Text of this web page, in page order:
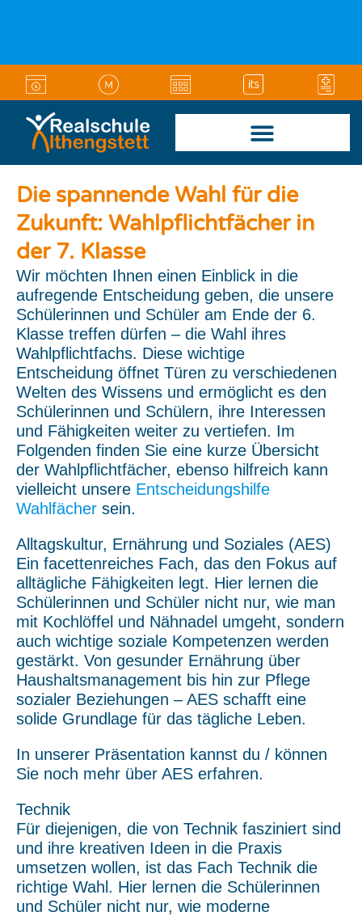
Die spannende Wahl für die
Zukunft: Wahlpflichtfächer in
der 7. Klasse
Wir möchten Ihnen einen Einblick in die
aufregende Entscheidung geben, die unsere
Schülerinnen und Schüler am Ende der 6.
Klasse treffen dürfen – die Wahl ihres
Wahlpflichtfachs. Diese wichtige
Entscheidung öffnet Türen zu verschiedenen
Welten des Wissens und ermöglicht es den
Schülerinnen und Schülern, ihre Interessen
und Fähigkeiten weiter zu vertiefen. Im
Folgenden finden Sie eine kurze Übersicht
der Wahlpflichtfächer, ebenso hilfreich kann
vielleicht unsere Entscheidungshilfe
Wahlfächer sein.
Alltagskultur, Ernährung und Soziales (AES)
Ein facettenreiches Fach, das den Fokus auf
alltägliche Fähigkeiten legt. Hier lernen die
Schülerinnen und Schüler nicht nur, wie man
mit Kochlöffel und Nähnadel umgeht, sondern
auch wichtige soziale Kompetenzen werden
gestärkt. Von gesunder Ernährung über
Haushaltsmanagement bis hin zur Pflege
sozialer Beziehungen – AES schafft eine
solide Grundlage für das tägliche Leben.
In unserer Präsentation kannst du / können
Sie noch mehr über AES erfahren.
Technik
Für diejenigen, die von Technik fasziniert sind
und ihre kreativen Ideen in die Praxis
umsetzen wollen, ist das Fach Technik die
richtige Wahl. Hier lernen die Schülerinnen
und Schüler nicht nur, wie moderne